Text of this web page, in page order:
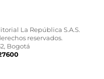
La República S.A.S.
reservados.
Bogotá